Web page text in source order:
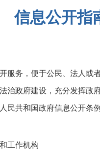
信息公开指
服务，便于公民、法人或
治政府建设，充分发挥政
民共和国政府信息公开条
工作机构